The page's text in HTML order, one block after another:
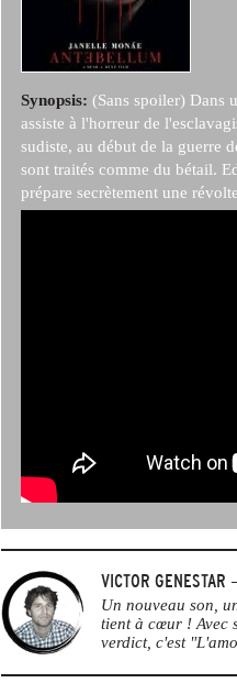
Synopsis: (Sans spoiler) Dans
assiste à l'horreur de
sudiste, au début de la guerre
sont traités comme du bétail.
prépare secrètement une
VICTOR GENESTAR
Un nouveau son,
tient à cœur ! Avec
verdict, c'est